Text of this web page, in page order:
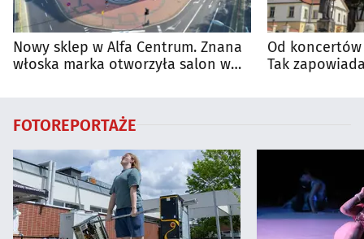
Nowy sklep w Alfa Centrum. Znana
włoska marka otworzyła salon w
Od
Tak
FOTOREPORTAŻE